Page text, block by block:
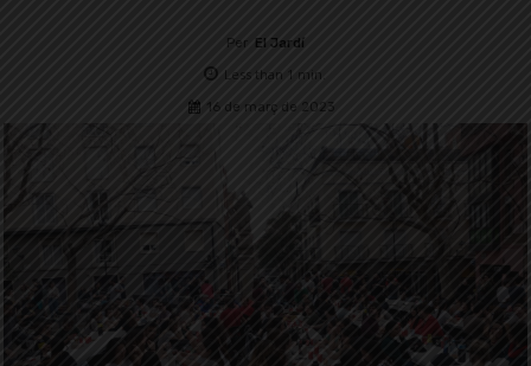
Per El Jardí
Less than 1 min.
16 de març de 2023